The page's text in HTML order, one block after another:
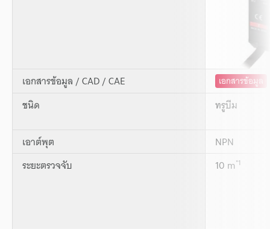
เอกสารข้อมูล / CAD / CAE เอกสารข้อมูล
ชนิด ทรูบีม
เอาต์พุต
NPN
ระยะตรวจจับ
10 m*1